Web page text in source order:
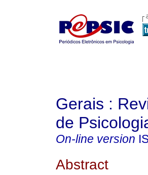
Gerais :
de
On-line version
Abstract